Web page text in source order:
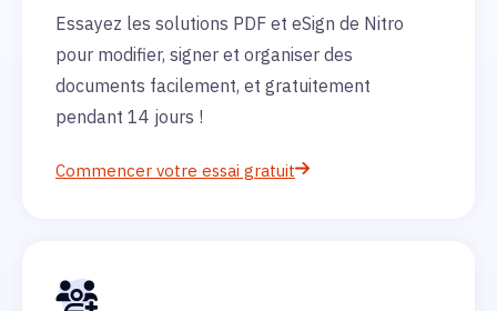
Essayez les solutions PDF et eSign de Nitro
pour modifier, signer et organiser des
documents facilement, et gratuitement
pendant 14 jours !
Commencer votre essai gratuit